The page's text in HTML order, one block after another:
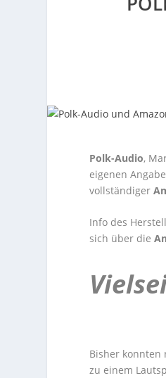
Polk-Audio,
eigenen
vollständiger
Info des
sich über die
Bisher konnten
zu einem